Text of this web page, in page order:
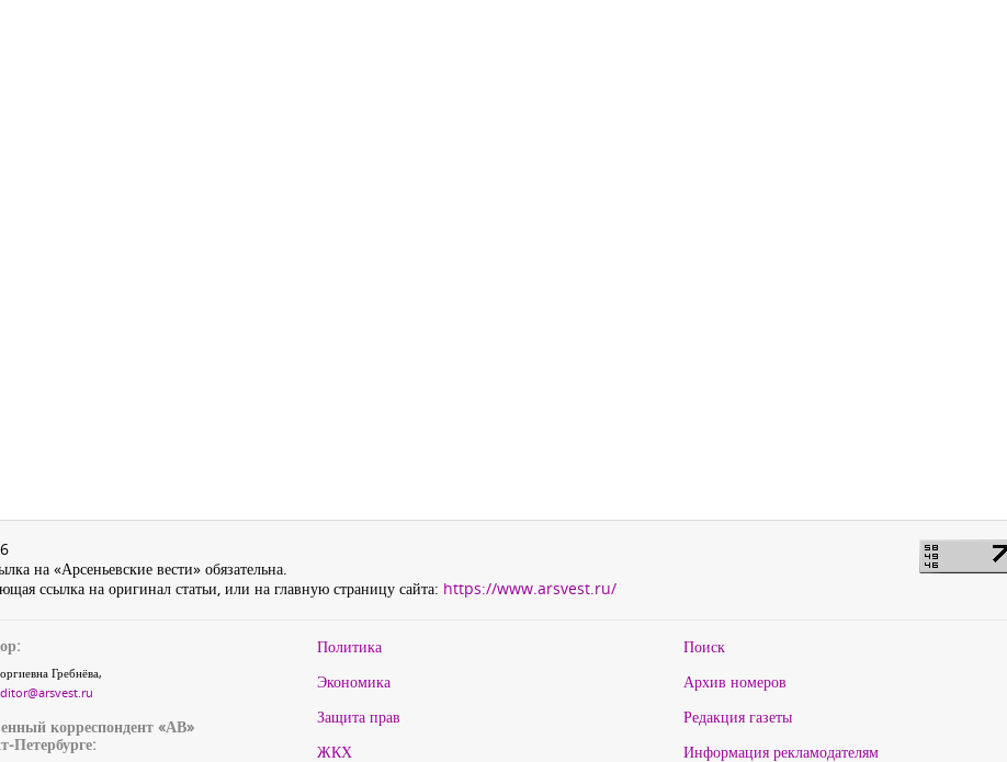
на «Арсеньевские вести» обязательна.
ссылка на оригинал статьи, или на главную страницу сайта: https://www.arsvest.ru/
Гребнёва,
корреспондент «АВ»
Петербурге:
Политика
Экономика
Защита прав
ЖКХ
Поиск
Архив номеров
Редакция газеты
Информация рекламодателям